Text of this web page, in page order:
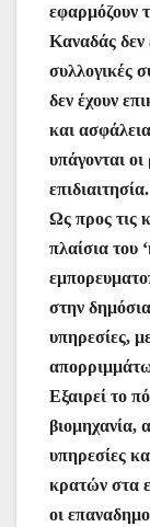
εφαρμόζουν
Καναδάς δεν
συλλογικές
δεν έχουν
και
υπάγονται
επιδιαιτησία.
Ως προς τις
πλαίσια του
στην
υπηρεσίες,
Εξαιρεί το
βιομηχανία,
υπηρεσίες
κρατών στα
οι